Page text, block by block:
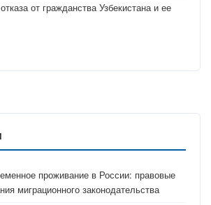
от гражданства Узбекистана и ее
проживание в России: правовые
миграционного законодательства